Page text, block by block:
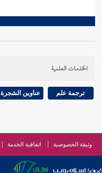
الخدمات العلمية
ترجمة علم عناوين الشجرة
وثيقة الخصوصية اتفاقية الخدمة